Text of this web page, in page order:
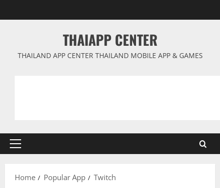
to
THAIAPP CENTER
THAILAND APP CENTER THAILAND MOBILE APP & GAMES
Primary
Home
Popular App Twitch